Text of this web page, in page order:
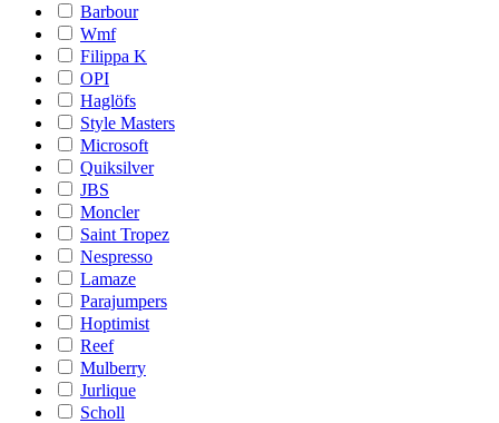
Barbour
Wmf
Filippa K
OPI
Haglöfs
Style Masters
Microsoft
Quiksilver
JBS
Moncler
Saint Tropez
Nespresso
Lamaze
Parajumpers
Hoptimist
Reef
Mulberry
Jurlique
Scholl